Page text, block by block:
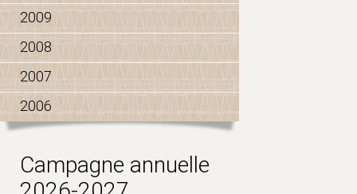
2009
2008
2007
2006
Campagne annuelle